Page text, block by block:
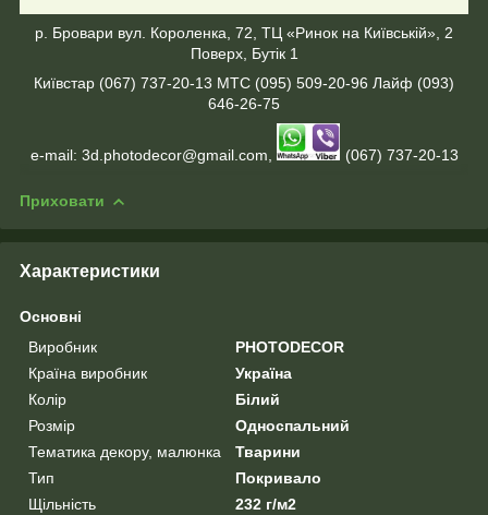
р. Бровари вул. Короленка, 72, ТЦ «Ринок на Київській», 2
Поверх, Бутік 1
Київстар (067) 737-20-13 МТС (095) 509-20-96 Лайф (093)
646-26-75
e-mail: 3d.photodecor@gmail.com, (067) 737-20-13
Приховати
Характеристики
Основні
Виробник
PHOTODECOR
Країна виробник
Україна
Колір
Білий
Розмір
Односпальний
Тематика декору, малюнка
Тварини
Тип
Покривало
Щільність
232 г/м2